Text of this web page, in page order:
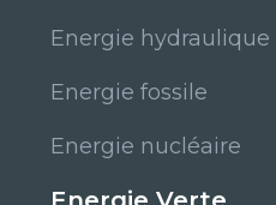
Energie hydraulique
Energie fossile
Energie nucléaire